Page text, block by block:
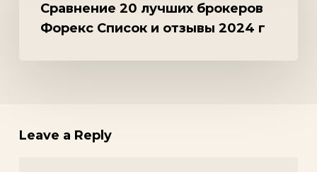
брокеров
Форекс
г
Сравнение 20 лучших брокеров
Форекс Список и отзывы 2024 г
Leave a Reply